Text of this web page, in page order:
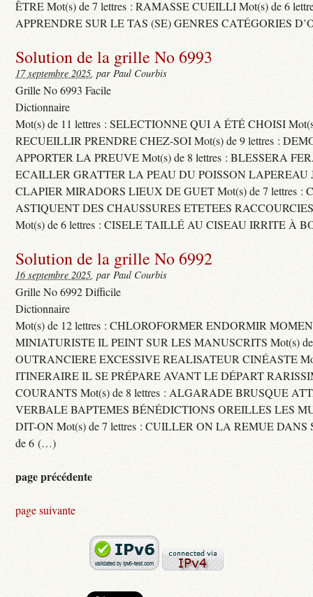
ÊTRE Mot(s) de 7 lettres : RAMASSE CUEILLI Mot(s) de 6
APPRENDRE SUR LE TAS (SE) GENRES CATÉGORIES
Solution de la grille No 6993
17 septembre 2025, par Paul Courbis
Grille No 6993 Facile
Dictionnaire
Mot(s) de 11 lettres : SELECTIONNE QUI A ÉTÉ CHOISI
RECUEILLIR PRENDRE CHEZ-SOI Mot(s) de 9 lettres :
APPORTER LA PREUVE Mot(s) de 8 lettres : BLESSERA
ECAILLER GRATTER LA PEAU DU POISSON LAPEREAU
CLAPIER MIRADORS LIEUX DE GUET Mot(s) de 7 lettres :
ASTIQUENT DES CHAUSSURES ETETEES
Mot(s) de 6 lettres : CISELE TAILLÉ AU CISEAU IRRITE À
Solution de la grille No 6992
16 septembre 2025, par Paul Courbis
Grille No 6992 Difficile
Dictionnaire
Mot(s) de 12 lettres : CHLOROFORMER ENDORMIR
MINIATURISTE IL PEINT SUR LES MANUSCRITS Mot(s) de
OUTRANCIERE EXCESSIVE REALISATEUR CINÉASTE
ITINERAIRE IL SE PRÉPARE AVANT LE DÉPART
COURANTS Mot(s) de 8 lettres : ALGARADE BRUSQUE
VERBALE BAPTEMES BÉNÉDICTIONS OREILLES LES
DIT-ON Mot(s) de 7 lettres : CUILLER ON LA REMUE DANS
de 6 (…)
page précédente
page suivante